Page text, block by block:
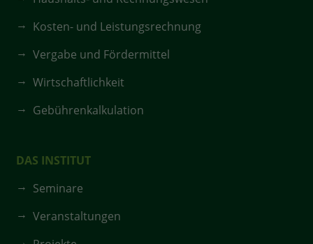
Kosten- und Leistungsrechnung
Vergabe und Fördermittel
Wirtschaftlichkeit
Gebührenkalkulation
DAS INSTITUT
Seminare
Veranstaltungen